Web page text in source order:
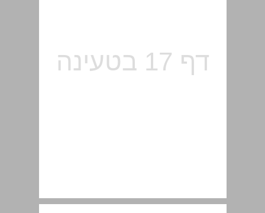
1.2.2 מערכת בקרה בחוג סגור ... 19